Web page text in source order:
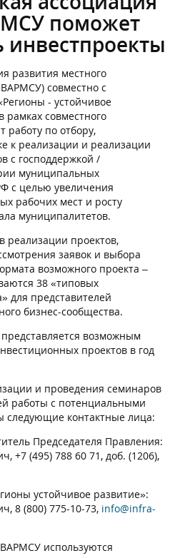
МСУ поможет
инвестпроекты
развития местного
совместно с
- устойчивое
рамках совместного
работу по отбору,
к реализации и реализации
с господдержкой /
муниципальных
с целью увеличения
рабочих мест и росту
муниципалитетов.
реализации проектов,
заявок и выбора
возможного проекта –
38 «типовых
для представителей
бизнес-сообщества.
возможным
проектов в год
и проведения семинаров
работы с потенциальными
следующие контактные лица:
Председателя Правления:
+7 (495) 788 60 71, доб. (1206),
устойчивое развитие»:
8 (800) 775-10-73, info@infra-
используются